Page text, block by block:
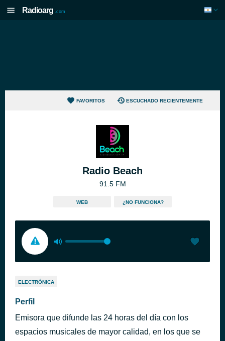
Radioarg .com
FAVORITOS ESCUCHADO RECIENTEMENTE
Radio Beach
91.5 FM
WEB ¿NO FUNCIONA?
ELECTRÓNICA
Perfil
Emisora que difunde las 24 horas del día con los
espacios musicales de mayor calidad, en los que se